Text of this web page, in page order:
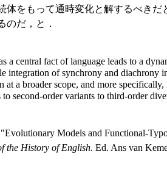
体をもって通時変化と解するべき
のだ，と．
a central fact of language leads to a
integration of synchrony and diachrony
at a broader scope, and more
second-order variants to third-order
Models and Functional-
the History of English. Ed. Ans van